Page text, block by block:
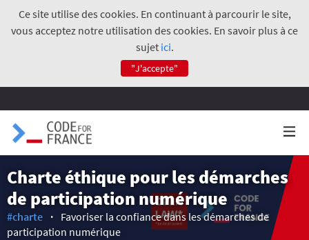
Ce site utilise des cookies. En continuant à parcourir le site,
vous acceptez notre utilisation des cookies. En savoir plus à ce
sujet ici.
"J'accepte"
Charte éthique pour les démarches
de participation numérique
#charte
Favoriser la confiance dans les démarches de
participation numérique